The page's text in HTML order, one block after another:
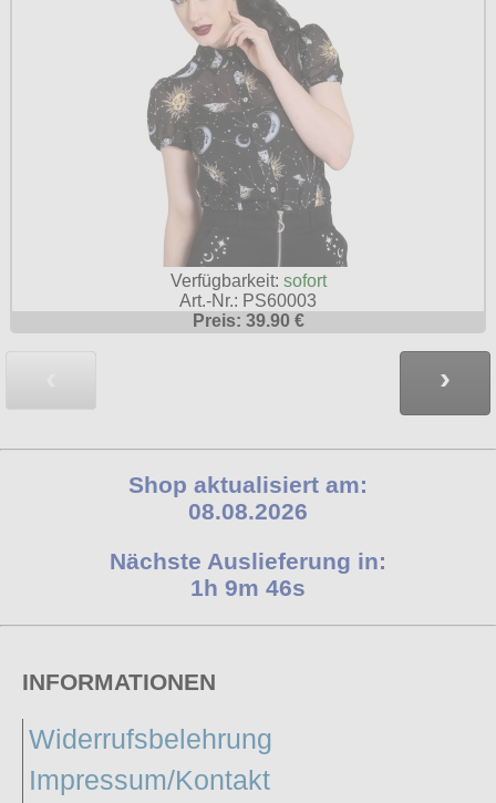
Verfügbarkeit: sofort
Art.-Nr.: PS60003
Preis: 39.90 €
›
Shop aktualisiert am:
08.08.2026
Nächste Auslieferung in:
1h 9m 45s
INFORMATIONEN
Widerrufsbelehrung
Impressum/Kontakt